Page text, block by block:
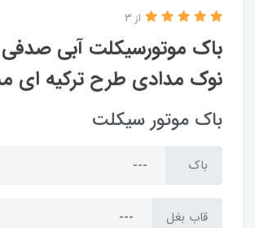
باک موتورسیکلت آبی
نوک مدادی طرح ترکیه ای
از 3
باک موتور سیکلت
باک
قاب بغل